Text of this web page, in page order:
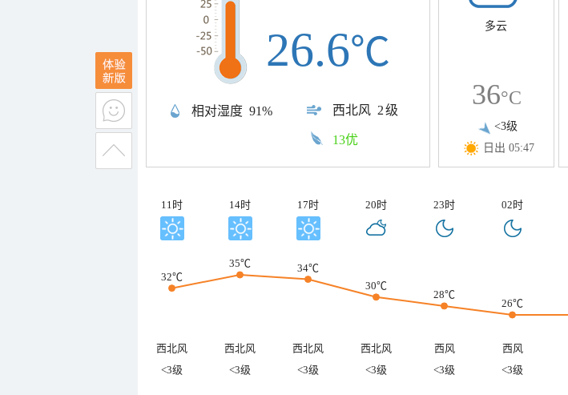
相对湿度 91% 西北风 2级
26.6℃
13优
多云
36°C
<3级
日出 05:47
11时 14时 17时 20时 23时 02时
32℃
35℃
34℃
30℃
28℃
26℃
西北风 西北风 西北风 西北风 西风 西风
<3级
<3级 <3级 <3级 <3级 <3级